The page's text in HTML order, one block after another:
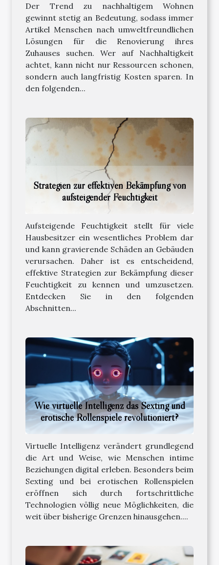
Der Trend zu nachhaltigem Wohnen
gewinnt stetig an Bedeutung, sodass immer
Artikel Menschen nach umweltfreundlichen
Lösungen für die Renovierung ihres
Zuhauses suchen. Wer auf Nachhaltigkeit
achtet, kann nicht nur Ressourcen schonen,
sondern auch langfristig Kosten sparen. In
den folgenden...
Strategien zur effektiven Bekämpfung von
aufsteigender Feuchtigkeit
Aufsteigende Feuchtigkeit stellt für viele
Hausbesitzer ein wesentliches Problem dar
und kann gravierende Schäden an Gebäuden
verursachen. Daher ist es entscheidend,
effektive Strategien zur Bekämpfung dieser
Feuchtigkeit zu kennen und umzusetzen.
Entdecken Sie in den folgenden
Abschnitten...
Wie virtuelle Intelligenz das Sexting und
erotische Rollenspiele revolutioniert?
Virtuelle Intelligenz verändert grundlegend
die Art und Weise, wie Menschen intime
Beziehungen digital erleben. Besonders beim
Sexting und bei erotischen Rollenspielen
eröffnen sich durch fortschrittliche
Technologien völlig neue Möglichkeiten, die
weit über bisherige Grenzen hinausgehen....